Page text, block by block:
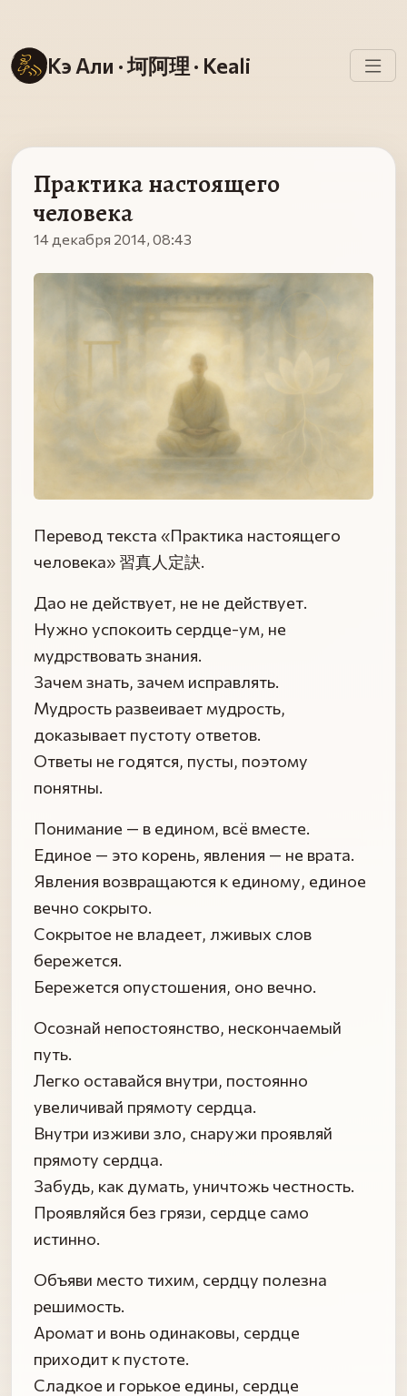
Кэ Али · 坷阿理 · Keali
Практика настоящего
человека
14 декабря 2014, 08:43
Перевод текста «Практика настоящего
человека» 習真人定訣.
Дао не действует, не не действует.
Нужно успокоить сердце-ум, не
мудрствовать знания.
Зачем знать, зачем исправлять.
Мудрость развеивает мудрость,
доказывает пустоту ответов.
Ответы не годятся, пусты, поэтому
понятны.
Понимание — в едином, всё вместе.
Единое — это корень, явления — не врата.
Явления возвращаются к единому, единое
вечно сокрыто.
Сокрытое не владеет, лживых слов
бережется.
Бережется опустошения, оно вечно.
Осознай непостоянство, нескончаемый
путь.
Легко оставайся внутри, постоянно
увеличивай прямоту сердца.
Внутри изживи зло, снаружи проявляй
прямоту сердца.
Забудь, как думать, уничтожь честность.
Проявляйся без грязи, сердце само
истинно.
Объяви место тихим, сердцу полезна
решимость.
Аромат и вонь одинаковы, сердце
приходит к пустоте.
Сладкое и горькое едины, сердце